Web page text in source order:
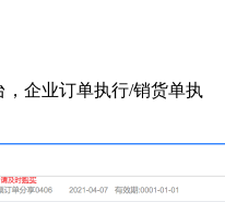
企业订单执行/销货单执